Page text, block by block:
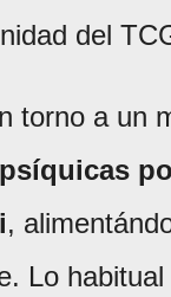
del
torno a un
,
Lo